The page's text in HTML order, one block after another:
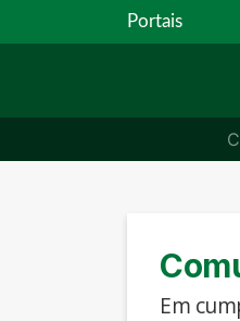
Portais
Em